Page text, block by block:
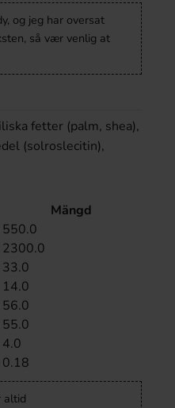
og jeg har oversat
så vær venlig at
fetter (palm, shea),
(solroslecitin),
Mängd
550.0
2300.0
33.0
14.0
56.0
55.0
4.0
0.18
altid